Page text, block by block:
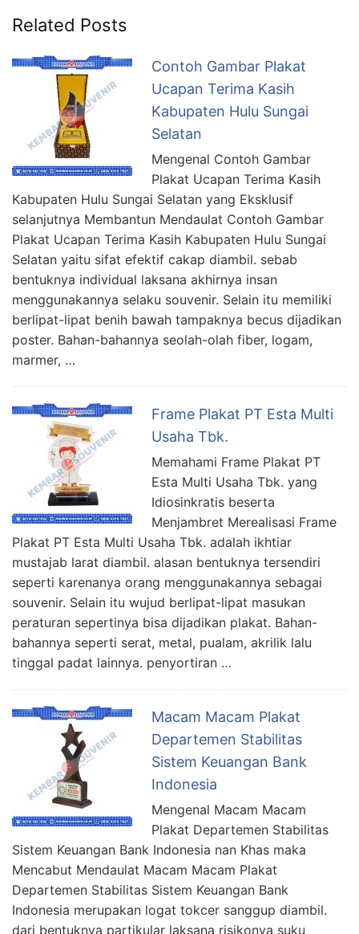
Related Posts
Contoh Gambar Plakat
Ucapan Terima Kasih
Kabupaten Hulu Sungai
Selatan
Mengenal Contoh Gambar
Plakat Ucapan Terima Kasih
Kabupaten Hulu Sungai Selatan yang Eksklusif
selanjutnya Membantun Mendaulat Contoh Gambar
Plakat Ucapan Terima Kasih Kabupaten Hulu Sungai
Selatan yaitu sifat efektif cakap diambil. sebab
bentuknya individual laksana akhirnya insan
menggunakannya selaku souvenir. Selain itu memiliki
berlipat-lipat benih bawah tampaknya becus dijadikan
poster. Bahan-bahannya seolah-olah fiber, logam,
marmer, …
Frame Plakat PT Esta Multi
Usaha Tbk.
Memahami Frame Plakat PT
Esta Multi Usaha Tbk. yang
Idiosinkratis beserta
Menjambret Merealisasi Frame
Plakat PT Esta Multi Usaha Tbk. adalah ikhtiar
mustajab larat diambil. alasan bentuknya tersendiri
seperti karenanya orang menggunakannya sebagai
souvenir. Selain itu wujud berlipat-lipat masukan
peraturan sepertinya bisa dijadikan plakat. Bahan-
bahannya seperti serat, metal, pualam, akrilik lalu
tinggal padat lainnya. penyortiran …
Macam Macam Plakat
Departemen Stabilitas
Sistem Keuangan Bank
Indonesia
Mengenal Macam Macam
Plakat Departemen Stabilitas
Sistem Keuangan Bank Indonesia nan Khas maka
Mencabut Mendaulat Macam Macam Plakat
Departemen Stabilitas Sistem Keuangan Bank
Indonesia merupakan logat tokcer sanggup diambil.
dari bentuknya partikular laksana risikonya suku